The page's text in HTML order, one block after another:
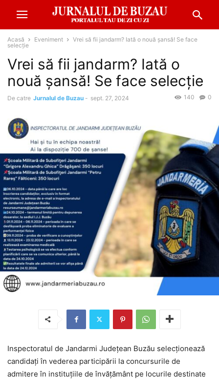
Acasă Eveniment
Vrei să fii jandarm? Iată o nouă șansă! Se face
selecție
Vrei să fii jandarm? Iată o
nouă șansă! Se face selecție
De catre Jurnalul de Buzau - sept. 27, 2024 0
140
Inspectoratul de Jandarmi Judeţean Buzău selecţionează
candidaţi în vederea participării la concursurile de
admitere în instituţiile de învăţământ pe locurile destinate